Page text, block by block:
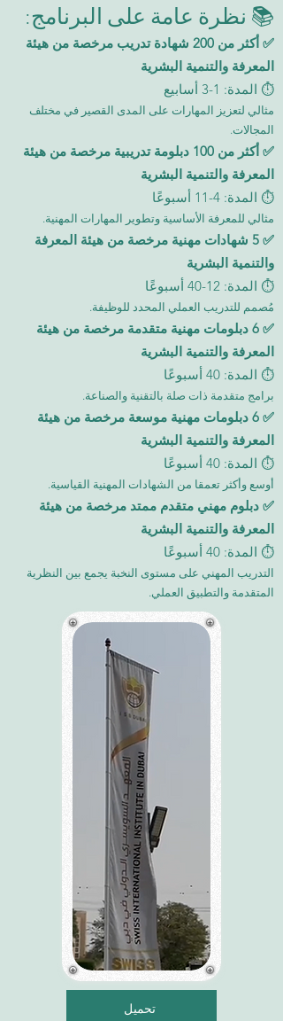
📚 نظرة عامة على البرنامج:
✅ أكثر من 200 شهادة تدريب مرخصة من هيئة
المعرفة والتنمية البشرية
⏱️ المدة: 1-3 أسابيع
مثالي لتعزيز المهارات على المدى القصير في مختلف
المجالات.
✅ أكثر من 100 دبلومة تدريبية مرخصة من هيئة
المعرفة والتنمية البشرية
⏱️ المدة: 4-11 أسبوعًا
مثالي للمعرفة الأساسية وتطوير المهارات المهنية.
✅ 5 شهادات مهنية مرخصة من هيئة المعرفة
والتنمية البشرية
⏱️ المدة: 12-40 أسبوعًا
مُصمم للتدريب العملي المحدد للوظيفة.
✅ 6 دبلومات مهنية متقدمة مرخصة من هيئة
المعرفة والتنمية البشرية
⏱️ المدة: 40 أسبوعًا
برامج متقدمة ذات صلة بالتقنية والصناعة.
✅ 6 دبلومات مهنية موسعة مرخصة من هيئة
المعرفة والتنمية البشرية
⏱️ المدة: 40 أسبوعًا
أوسع وأكثر تعمقا من الشهادات المهنية القياسية.
✅ دبلوم مهني متقدم ممتد مرخصة من هيئة
المعرفة والتنمية البشرية
⏱️ المدة: 40 أسبوعًا
التدريب المهني على مستوى النخبة يجمع بين النظرية
المتقدمة والتطبيق العملي.
تحميل